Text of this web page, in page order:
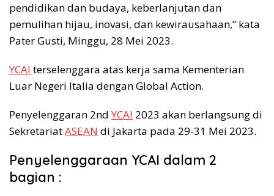
pendidikan dan budaya, keberlanjutan dan
pemulihan hijau, inovasi, dan kewirausahaan,” kata
Pater Gusti, Minggu, 28 Mei 2023.
YCAI terselenggara atas kerja sama Kementerian
Luar Negeri Italia dengan Global Action.
Penyelenggaran 2nd YCAI 2023 akan berlangsung di
SekretariatASEAN di Jakarta pada 29-31 Mei 2023.
Penyelenggaraan YCAI dalam 2
bagian :